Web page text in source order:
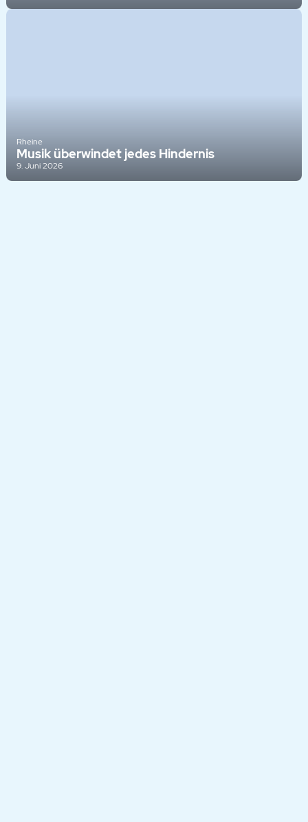
Rheine
Musik überwindet jedes Hindernis
9. Juni 2026